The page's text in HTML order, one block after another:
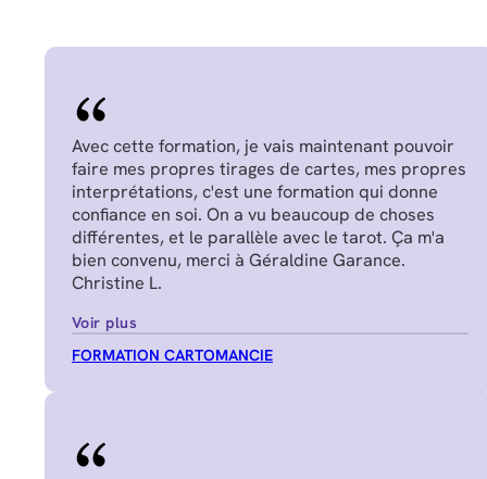
Avec cette formation, je vais maintenant pouvoir
faire mes propres tirages de cartes, mes propres
interprétations, c'est une formation qui donne
confiance en soi. On a vu beaucoup de choses
différentes, et le parallèle avec le tarot. Ça m'a
bien convenu, merci à Géraldine Garance.
Christine L.
Voir plus
FORMATION CARTOMANCIE